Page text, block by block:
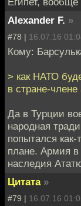
Alexander F. »
#78 | 16.07.16
Кому:
> как НАТО
в стране-члене
Да в Турции
народная
попытался
плане. Армия в
наследия
Цитата »
#79 | 16.07.16